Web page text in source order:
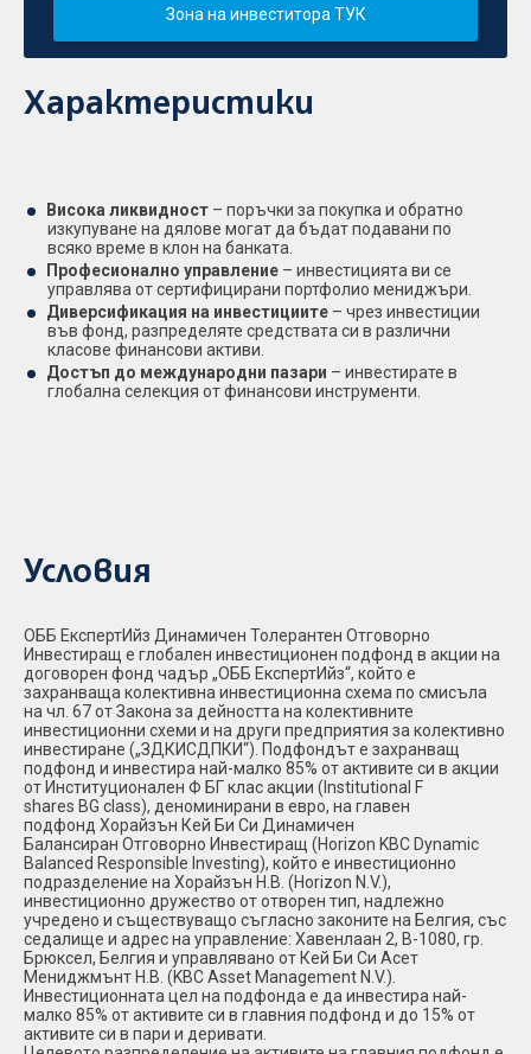
Зона на инвеститора ТУК
Характеристики
Висока ликвидност – поръчки за покупка и обратно
изкупуване на дялове могат да бъдат подавани по
всяко време в клон на банката.
Професионално управление – инвестицията ви се
управлява от сертифицирани портфолио мениджъри.
Диверсификация на инвестициите – чрез инвестиции
във фонд, разпределяте средствата си в различни
класове финансови активи.
Достъп до международни пазари – инвестирате в
глобална селекция от финансови инструменти.
Условия
ОББ ЕкспертИйз Динамичен Толерантен Отговорно
Инвестиращ е глобален инвестиционен подфонд в акции на
договорен фонд чадър „ОББ ЕкспертИйз“, който е
захранваща колективна инвестиционна схема по смисъла
на чл. 67 от Закона за дейността на колективните
инвестиционни схеми и на други предприятия за колективно
инвестиране („ЗДКИСДПКИ“). Подфондът е захранващ
подфонд и инвестира най-малко 85% от активите си в акции
от Институционален Ф БГ клас акции (Institutional F
shares BG class), деноминирани в евро, на главен
подфонд Хорайзън Кей Би Си Динамичен
Балансиран Отговорно Инвестиращ (Horizon KBC Dynamic
Balanced Responsible Investing), който е инвестиционно
подразделение на Хорайзън Н.В. (Horizon N.V.),
инвестиционно дружество от отворен тип, надлежно
учредено и съществуващо съгласно законите на Белгия, със
седалище и адрес на управление: Хавенлаан 2, В-1080, гр.
Брюксел, Белгия и управлявано от Кей Би Си Асет
Мениджмънт Н.В. (KBC Asset Management N.V.).
Инвестиционната цел на подфонда е да инвестира най-
малко 85% от активите си в главния подфонд и до 15% от
активите си в пари и деривати.